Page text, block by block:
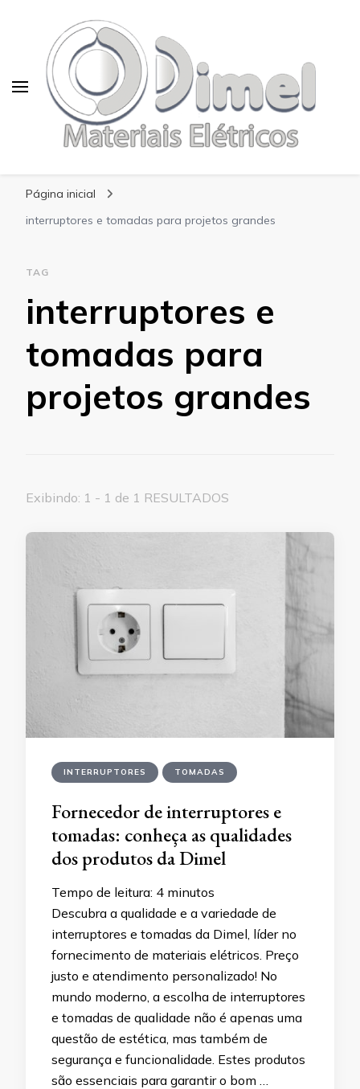
Página inicial
interruptores e tomadas para projetos grandes
TAG
interruptores e
tomadas para
projetos grandes
Exibindo: 1 - 1 de 1 RESULTADOS
INTERRUPTORES TOMADAS
Fornecedor de interruptores e
tomadas: conheça as qualidades
dos produtos da Dimel
Tempo de leitura: 4 minutos
Descubra a qualidade e a variedade de
interruptores e tomadas da Dimel, líder no
fornecimento de materiais elétricos. Preço
justo e atendimento personalizado! No
mundo moderno, a escolha de interruptores
e tomadas de qualidade não é apenas uma
questão de estética, mas também de
segurança e funcionalidade. Estes produtos
são essenciais para garantir o bom …